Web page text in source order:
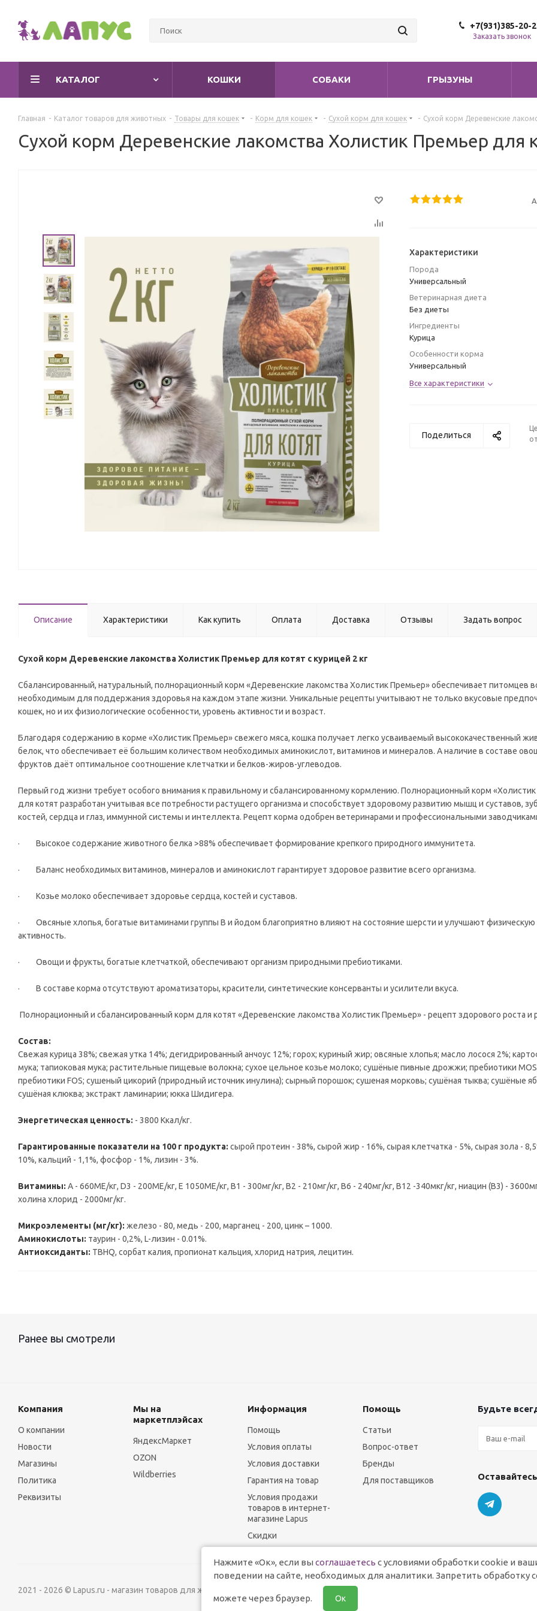
+7(931)385-20-
Заказать звонок
КАТАЛОГ КОШКИ СОБАКИ ГРЫЗУНЫ
Главная - Каталог товаров для животных - Товары для кошек - Корм для кошек - Сухой корм для кошек - Сухой корм Деревенские
Сухой корм Деревенские лакомства Холистик Премьер для
Характеристики
Порода
Универсальный
Ветеринарная диета
Без диеты
Ингредиенты
Курица
Особенности корма
Универсальный
Все характеристики
Поделиться
Описание Характеристики Как купить Оплата Доставка Отзывы Задать вопрос
Сухой корм Деревенские лакомства Холистик Премьер для котят с курицей 2 кг
Сбалансированный, натуральный, полнорационный корм «Деревенские лакомства Холистик Премьер» обеспечивает питомцев
необходимым для поддержания здоровья на каждом этапе жизни. Уникальные рецепты учитывают не только вкусовые
кошек, но и их физиологические особенности, уровень активности и возраст.
Благодаря содержанию в корме «Холистик Премьер» свежего мяса, кошка получает легко усваиваемый высококачественный
белок, что обеспечивает её большим количеством необходимых аминокислот, витаминов и минералов. А наличие в составе
фруктов даёт оптимальное соотношение клетчатки и белков-жиров-углеводов.
Первый год жизни требует особого внимания к правильному и сбалансированному кормлению. Полнорационный корм
для котят разработан учитывая все потребности растущего организма и способствует здоровому развитию мышц и суставов,
костей, сердца и глаз, иммунной системы и интеллекта. Рецепт корма одобрен ветеринарами и профессиональными
· Высокое содержание животного белка >88% обеспечивает формирование крепкого природного иммунитета.
· Баланс необходимых витаминов, минералов и аминокислот гарантирует здоровое развитие всего организма.
· Козье молоко обеспечивает здоровье сердца, костей и суставов.
· Овсяные хлопья, богатые витаминами группы В и йодом благоприятно влияют на состояние шерсти и улучшают физическую
активность.
· Овощи и фрукты, богатые клетчаткой, обеспечивают организм природными пребиотиками.
· В составе корма отсутствуют ароматизаторы, красители, синтетические консерванты и усилители вкуса.
Полнорационный и сбалансированный корм для котят «Деревенские лакомства Холистик Премьер» - рецепт здорового роста и
Состав:
Свежая курица 38%; свежая утка 14%; дегидрированный анчоус 12%; горох; куриный жир; овсяные хлопья; масло лосося 2%;
мука; тапиоковая мука; растительные пищевые волокна; сухое цельное козье молоко; сушёные пивные дрожжи; пребиотики
пребиотики FOS; сушеный цикорий (природный источник инулина); сырный порошок; сушеная морковь; сушёная тыква; сушёные
сушёная клюква; экстракт ламинарии; юкка Шидигера.
Энергетическая ценность: - 3800 Ккал/кг.
Гарантированные показатели на 100 г продукта: сырой протеин - 38%, сырой жир - 16%, сырая клетчатка - 5%, сырая зола -
10%, кальций - 1,1%, фосфор - 1%, лизин - 3%.
Витамины: А - 660МЕ/кг, D3 - 200МЕ/кг, E 1050МЕ/кг, B1 - 300мг/кг, B2 - 210мг/кг, B6 - 240мг/кг, B12 -340мкг/кг, ниацин (B3) -
холина хлорид - 2000мг/кг.
Микроэлементы (мг/кг): железо - 80, медь - 200, марганец - 200, цинк – 1000.
Аминокислоты: таурин - 0,2%, L-лизин - 0.01%.
Антиоксиданты: TBHQ, сорбат калия, пропионат кальция, хлорид натрия, лецитин.
Ранее вы смотрели
Компания
О компании
Новости
Магазины
Политика
Реквизиты
Мы на
маркетплэйсах
ЯндексМаркет
OZON
Wildberries
Информация
Помощь
Условия оплаты
Условия доставки
Гарантия на товар
Условия продажи
товаров в интернет-
магазине Lapus
Скидки
Помощь
Статьи
Вопрос-ответ
Бренды
Для поставщиков
Будьте
2021 - 2026 © Lapus.ru - магазин товаров для животных.
Нажмите «Ок», если вы соглашаетесь с условиями обработки cookie и
поведении на сайте, необходимых для аналитики. Запретить обработку
можете через браузер. Ок